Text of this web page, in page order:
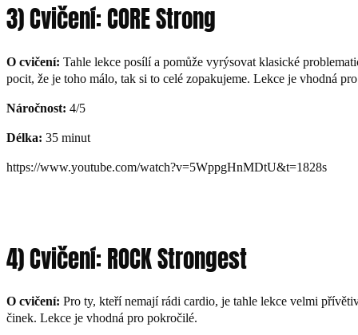
3) Cvičení: CORE Strong
O cvičení: Tahle lekce posílí a pomůže vyrýsovat klasické
pocit, že je toho málo, tak si to celé zopakujeme. Lekce je vhodná
Náročnost: 4/5
Délka: 35 minut
https://www.youtube.com/watch?v=5WppgHnMDtU&t=1828s
4) Cvičení: ROCK Strongest
O cvičení: Pro ty, kteří nemají rádi cardio, je tahle lekce velmi
činek. Lekce je vhodná pro pokročilé.